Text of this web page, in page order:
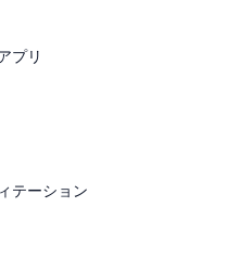
プリ
テーション